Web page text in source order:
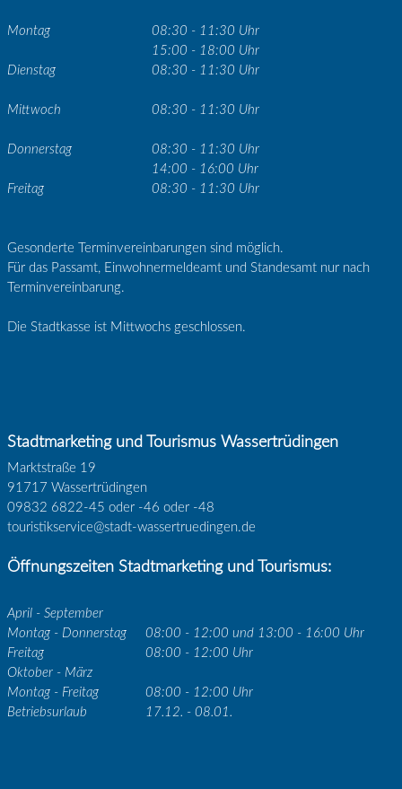
Montag
08:30 - 11:30 Uhr
15:00 - 18:00 Uhr
Dienstag
08:30 - 11:30 Uhr
Mittwoch 08:30 - 11:30 Uhr
Donnerstag
08:30 - 11:30 Uhr
14:00 - 16:00 Uhr
Freitag
08:30 - 11:30 Uhr
Gesonderte Terminvereinbarungen sind möglich.
Für das Passamt, Einwohnermeldeamt und Standesamt nur nach
Terminvereinbarung.
Die Stadtkasse ist Mittwochs geschlossen.
Stadtmarketing und Tourismus Wassertrüdingen
Marktstraße 19
91717 Wassertrüdingen
09832 6822-45 oder -46 oder -48
touristikservice@stadt-wassertruedingen.de
Öffnungszeiten Stadtmarketing und Tourismus:
April - September
Montag - Donnerstag
08:00 - 12:00 und 13:00 - 16:00 Uhr
Freitag
08:00 - 12:00 Uhr
Oktober - März
Montag - Freitag
08:00 - 12:00 Uhr
Betriebsurlaub
17.12. - 08.01.